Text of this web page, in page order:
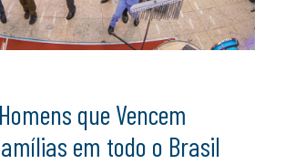
que Vencem
em todo o Brasil